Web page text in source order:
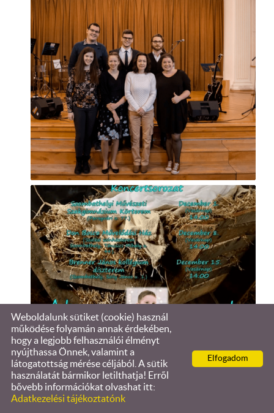
Elfogadom
Weboldalunk sütiket (cookie) használ
működése folyamán annak érdekében,
hogy a legjobb felhasználói élményt
nyújthassa Önnek, valamint a
látogatottság mérése céljából. A sütik
használatát bármikor letilthatja! Erről
bővebb információkat olvashat itt:
Adatkezelési tájékoztatónk